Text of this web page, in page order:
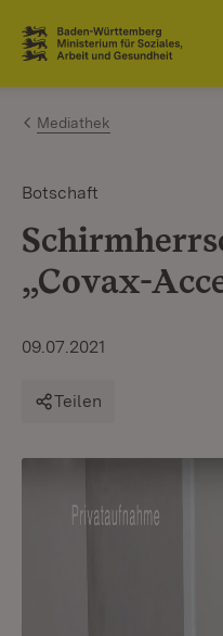
Zum Inhalt springen
Link zur Startseite
Mediathek
Botschaft
„Covax-
09.07.2021
Teilen